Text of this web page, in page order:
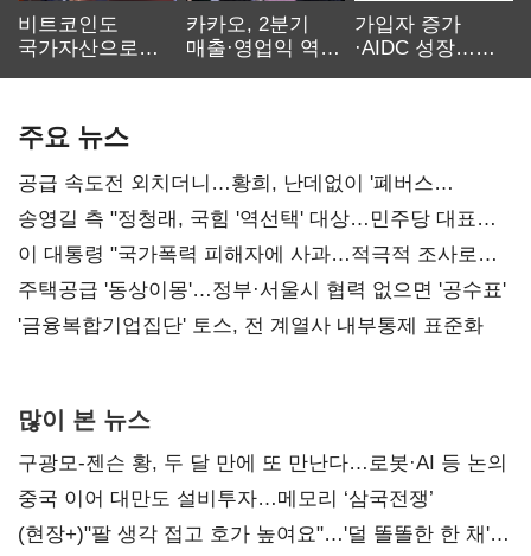
비트코인도
국가자산으로…'
카카오, 2분기
매출·영업익 역대
가입자 증가
·AIDC 성장…
주요 뉴스
공급 속도전 외치더니…황희, 난데없이 '폐버스
리모델링' 제안
송영길 측 "정청래, 국힘 '역선택' 대상…민주당 대표로
총선 지휘 못해"
이 대통령 "국가폭력 피해자에 사과…적극적 조사로
진실 밝혀야"
주택공급 '동상이몽'…정부·서울시 협력 없으면 '공수표'
'금융복합기업집단' 토스, 전 계열사 내부통제 표준화
많이 본 뉴스
구광모-젠슨 황, 두 달 만에 또 만난다…로봇·AI 등 논의
중국 이어 대만도 설비투자…메모리 ‘삼국전쟁’
(현장+)"팔 생각 접고 호가 높여요"…'덜 똘똘한 한 채'